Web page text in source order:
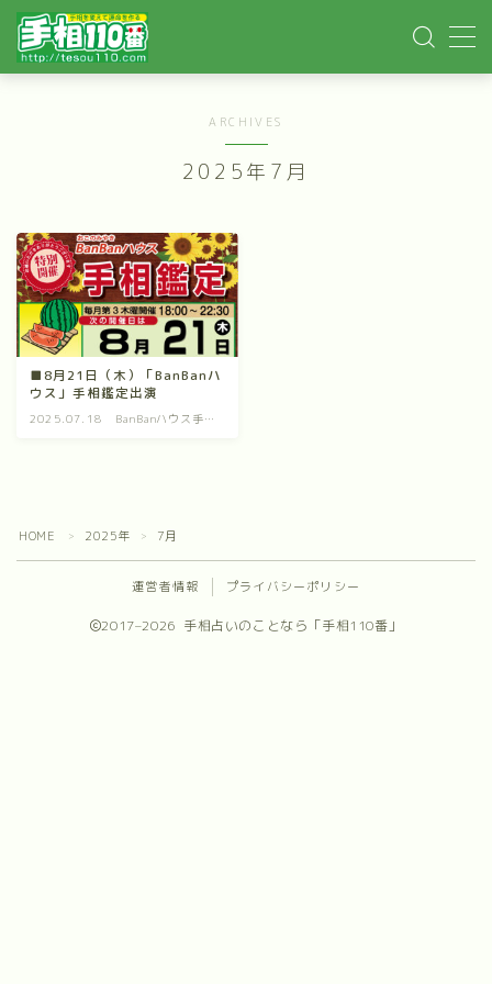
MENU
手相鑑定
手相講座
イベント依頼
ARCHIVES
2025年7月
■8月21日（木）「BanBanハ
ウス」手相鑑定出演
2025.07.18
BanBanハウス手相
HOME ＞ 2025年 ＞ 7月
運営者情報 プライバシーポリシー
2017–2026 手相占いのことなら「手相110番」